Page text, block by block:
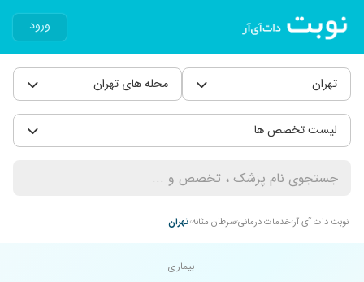
ورود
تهران محله های تهران
لیست تخصص ها
نوبت دات آی آر خدمات درمانیسرطان مثانه تهران
بیماری